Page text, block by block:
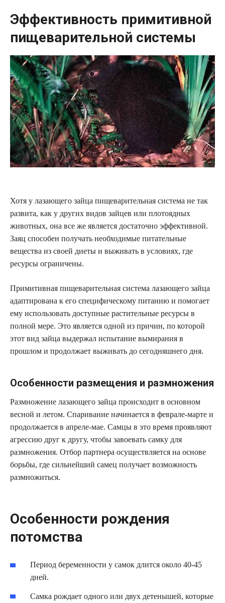
Эффективность примитивной
пищеварительной системы
Хотя у лазающего зайца пищеварительная система не так
развита, как у других видов зайцев или плотоядных
животных, она все же является достаточно эффективной.
Заяц способен получать необходимые питательные
вещества из своей диеты и выживать в условиях, где
ресурсы ограничены.
Примитивная пищеварительная система лазающего зайца
адаптирована к его специфическому питанию и помогает
ему использовать доступные растительные ресурсы в
полной мере. Это является одной из причин, по которой
этот вид зайца выдержал испытание вымирания в
прошлом и продолжает выживать до сегодняшнего дня.
Особенности размещения и размножения
Размножение лазающего зайца происходит в основном
весной и летом. Спаривание начинается в феврале-марте и
продолжается в апреле-мае. Самцы в это время проявляют
агрессию друг к другу, чтобы завоевать самку для
размножения. Отбор партнера осуществляется на основе
борьбы, где сильнейший самец получает возможность
размножиться.
Особенности рождения
потомства
Период беременности у самок длится около 40-45
дней.
Самка рождает одного или двух детенышей, которые